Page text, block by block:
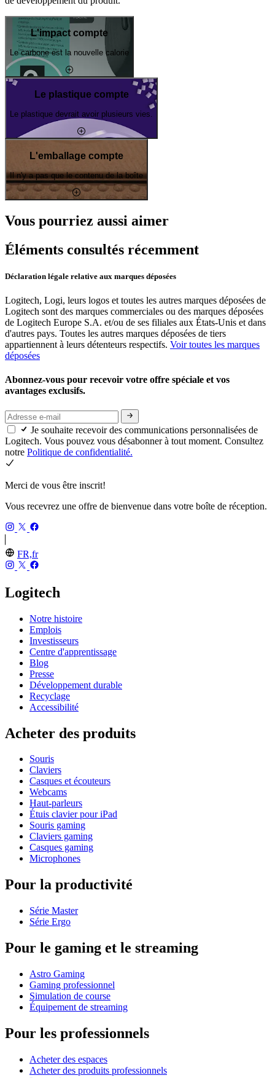
L'impact compte
Le carbone est la nouvelle calorie
Le plastique compte
Le plastique devrait avoir plusieurs vies.
L'emballage compte
Il n'y a pas que le contenu de la boîte
Vous pourriez aussi aimer
Éléments consultés récemment
Déclaration légale relative aux marques déposées
Logitech, Logi, leurs logos et toutes les autres marques déposées de
Logitech sont des marques commerciales ou des marques déposées
de Logitech Europe S.A. et/ou de ses filiales aux États-Unis et dans
d'autres pays. Toutes les autres marques déposées de tiers
appartiennent à leurs détenteurs respectifs. Voir toutes les marques
déposées
Abonnez-vous pour recevoir votre offre spéciale et vos
avantages exclusifs.
Je souhaite recevoir des communications personnalisées de
Logitech. Vous pouvez vous désabonner à tout moment. Consultez
notre Politique de confidentialité.
Merci de vous être inscrit!
Vous recevrez une offre de bienvenue dans votre boîte de réception.
FR,fr
Logitech
Notre histoire
Emplois
Investisseurs
Centre d'apprentissage
Blog
Presse
Développement durable
Recyclage
Accessibilité
Acheter des produits
Souris
Claviers
Casques et écouteurs
Webcams
Haut-parleurs
Étuis clavier pour iPad
Souris gaming
Claviers gaming
Casques gaming
Microphones
Pour la productivité
Série Master
Série Ergo
Pour le gaming et le streaming
Astro Gaming
Gaming professionnel
Simulation de course
Équipement de streaming
Pour les professionnels
Acheter des espaces
Acheter des produits professionnels